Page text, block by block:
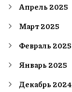
Апрель 2025
Март 2025
Февраль 2025
Январь 2025
Декабрь 2024